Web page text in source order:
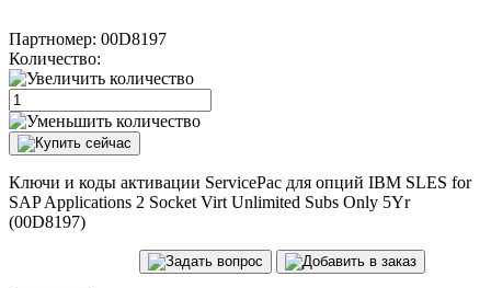
Партномер: 00D8197
Количество:
Ключи и коды активации ServicePac для опций IBM SLES for
SAP Applications 2 Socket Virt Unlimited Subs Only 5Yr
(00D8197)